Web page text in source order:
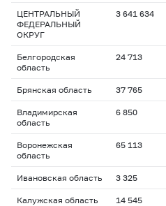
ЦЕНТРАЛЬНЫЙ
ФЕДЕРАЛЬНЫЙ
ОКРУГ
3 641 634
Белгородская
область
24 713
Брянская область 37 765
Владимирская
область
6 850
Воронежская
область
65 113
Ивановская область 3 325
Калужская область 14 545